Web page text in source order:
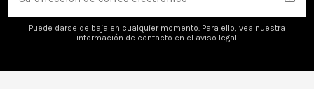
Puede darse de baja en cualquier momento. Para ello, vea nuestra
información de contacto en el aviso legal.